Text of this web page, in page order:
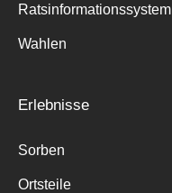
Ratsinformationssystem
Wahlen
Erlebnisse
Sorben
Ortsteile